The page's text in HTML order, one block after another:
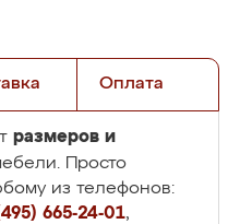
Оплата
размеров и
Просто
из телефонов:
665-24-01,